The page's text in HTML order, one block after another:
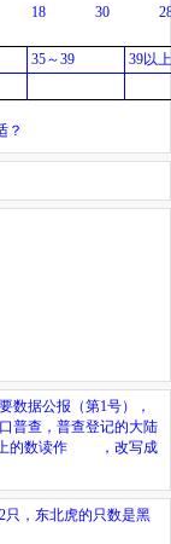
18 30
35～39
39以上
？
数据公报（第1号），
普查，普查登记的大陆
的数读作
，改写成
只，东北虎的只数是黑